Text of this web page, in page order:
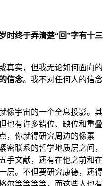
时终于弄清楚“回”字有十三
真实，但我无论如何面向的
信念。我不对任何人的信念
像宇宙的一个全息投影。其
也有许多错位、缺位和重叠
，你就得研究周边的像素
密联系的哲学地质层之间，
手文献，还有在他之前和在
层。不但要研究康德，还得
尔等等等等，而这些人也有